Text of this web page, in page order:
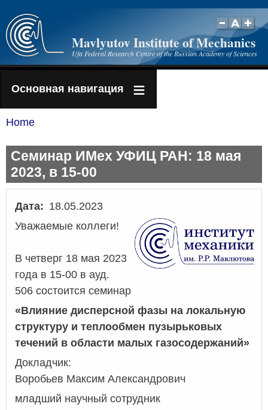
Skip
to
main
content
Mavlyutov Institute of Mechanics
Ufa Federal Research Centre of the Russian Academy of Sciences
Основная навигация
Home
Семинар ИМех УФИЦ РАН: 18 мая
2023, в 15-00
Дата
18.05.2023
Уважаемые коллеги!
В четверг 18 мая 2023
года в 15-00 в ауд.
506 состоится семинар
«Влияние дисперсной фазы на локальную
структуру и теплообмен пузырьковых
течений в области малых газосодержаний»
Докладчик:
Воробьев Максим Александрович
младший научный сотрудник